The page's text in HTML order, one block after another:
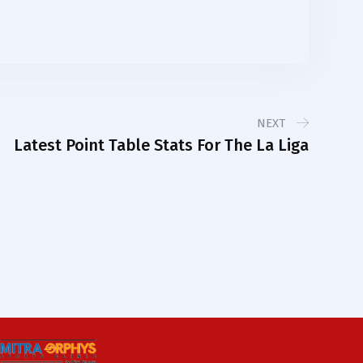
NEXT
Latest Point Table Stats For The La Liga